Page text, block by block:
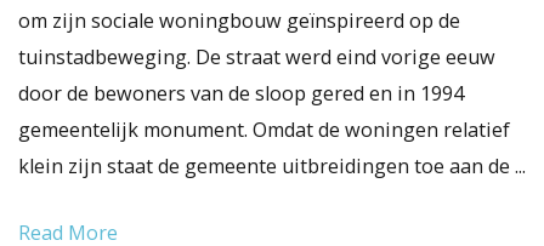
om zijn sociale woningbouw geïnspireerd op de
tuinstadbeweging. De straat werd eind vorige eeuw
door de bewoners van de sloop gered en in 1994
gemeentelijk monument. Omdat de woningen relatief
klein zijn staat de gemeente uitbreidingen toe aan de ...
Read More